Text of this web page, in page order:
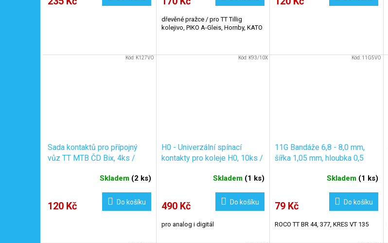
dřevěné pražce / pro TT Tillig
kolejivo, PIKO A-Gleis, Hornby, KATO
Sada kontaktů pro přípojný
vůz TT MTB ČD Bix, 4ks /
Skladem (2 ks)
120 Kč Do košíku
Kód: K127VO
H0 - Univerzální spínací
kontakty pro koleje H0, 10ks /
Skladem (1 ks)
490 Kč Do košíku
pro analog i digitál
Kód: K93/10X
11G Bandáže 6,8 - 8,0 mm,
šířka 1,05 mm, hloubka 0,5
Skladem (1 ks)
79 Kč Do košíku
ROCO TT BR 44, 377, KRES VT 135
Kód: 11G5VO